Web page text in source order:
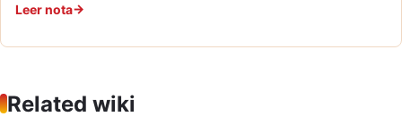
Leer nota
Related wiki